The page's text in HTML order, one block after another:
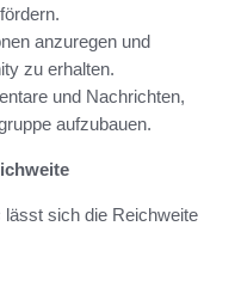
anzuregen und
zu erhalten.
und Nachrichten,
aufzubauen.
lässt sich die Reichweite